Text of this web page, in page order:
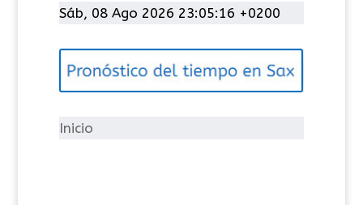
t
g
í
Sáb, 08 Ago 2026 23:05:16 +0200
Inicio